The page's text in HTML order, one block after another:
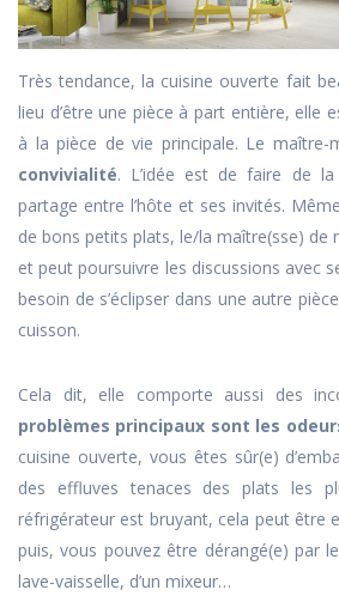
Très tendance, la cuisine ouverte fait
lieu d’être une pièce à part entière, elle
à la pièce de vie principale. Le
convivialité. L’idée est de faire de
partage entre l’hôte et ses invités.
de bons petits plats, le/la maître(sse) de
et peut poursuivre les discussions avec
besoin de s’éclipser dans une autre
cuisson.
Cela dit, elle comporte aussi des
problèmes principaux sont les
cuisine ouverte, vous êtes sûr(e)
des effluves tenaces des plats les
réfrigérateur est bruyant, cela peut être
puis, vous pouvez être dérangé(e) par
lave-vaisselle, d’un mixeur…